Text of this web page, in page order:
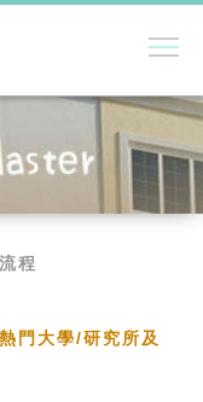
程
門大學/研究所及